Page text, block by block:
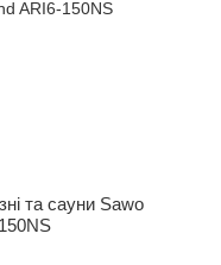
та сауни Sawo